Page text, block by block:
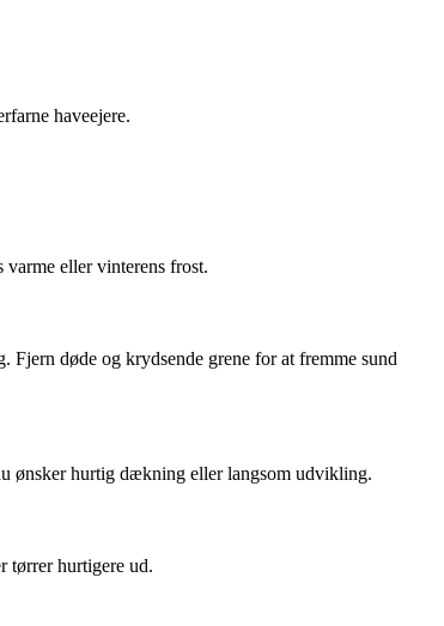
haveejere.
eller vinterens frost.
døde og krydsende grene for at fremme sund
ønsker hurtig dækning eller langsom udvikling.
tørrer hurtigere ud.